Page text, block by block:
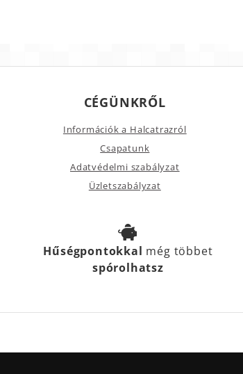
CÉGÜNKRŐL
Információk a Halcatrazról
Csapatunk
Adatvédelmi szabályzat
Üzletszabályzat
Hűségpontokkal még többet
spórolhatsz